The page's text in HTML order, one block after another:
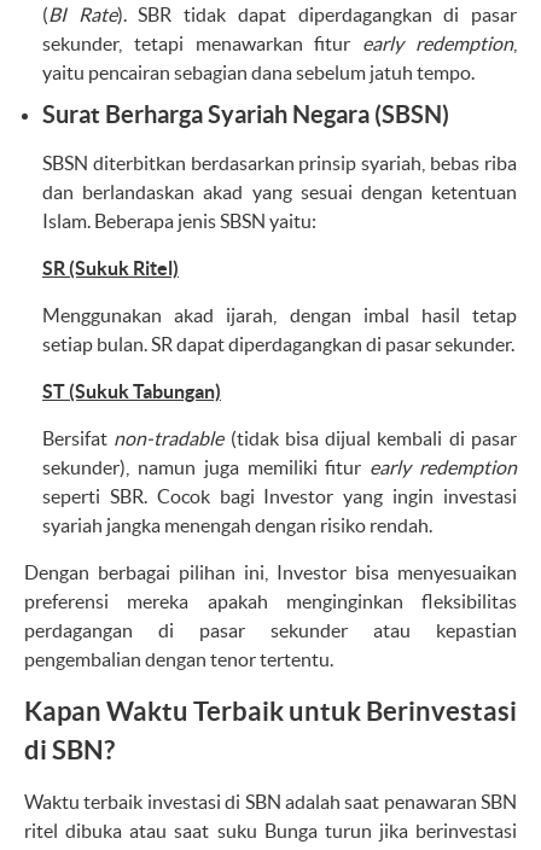
(BI Rate). SBR tidak dapat diperdagangkan di pasar
sekunder, tetapi menawarkan fitur early redemption,
yaitu pencairan sebagian dana sebelum jatuh tempo.
Surat Berharga Syariah Negara (SBSN)
SBSN diterbitkan berdasarkan prinsip syariah, bebas riba
dan berlandaskan akad yang sesuai dengan ketentuan
Islam. Beberapa jenis SBSN yaitu:
SR (Sukuk Ritel)
Menggunakan akad ijarah, dengan imbal hasil tetap
setiap bulan. SR dapat diperdagangkan di pasar sekunder.
ST (Sukuk Tabungan)
Bersifat non-tradable(tidak bisa dijual kembali di pasar
sekunder), namun juga memiliki fitur early redemption
seperti SBR. Cocok bagi Investor yang ingin investasi
syariah jangka menengah dengan risiko rendah.
Dengan berbagai pilihan ini, Investor bisa menyesuaikan
preferensi mereka apakah menginginkan fleksibilitas
perdagangan di pasar sekunder atau kepastian
pengembalian dengan tenor tertentu.
Kapan Waktu Terbaik untuk Berinvestasi
di SBN?
Waktu terbaik investasi di SBN adalah saat penawaran SBN
ritel dibuka atau saat suku Bunga turun jika berinvestasi